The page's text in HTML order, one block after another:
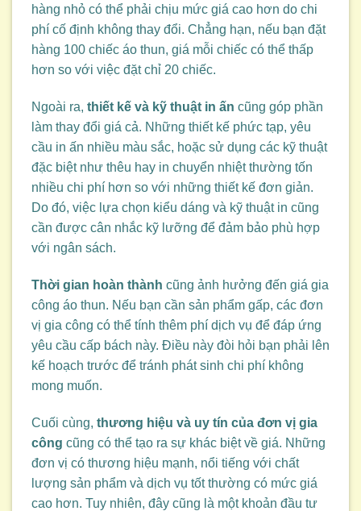
hàng nhỏ có thể phải chịu mức giá cao hơn do chi
phí cố định không thay đổi. Chẳng hạn, nếu bạn đặt
hàng 100 chiếc áo thun, giá mỗi chiếc có thể thấp
hơn so với việc đặt chỉ 20 chiếc.
Ngoài ra, thiết kế và kỹ thuật in ấn cũng góp phần
làm thay đổi giá cả. Những thiết kế phức tạp, yêu
cầu in ấn nhiều màu sắc, hoặc sử dụng các kỹ thuật
đặc biệt như thêu hay in chuyển nhiệt thường tốn
nhiều chi phí hơn so với những thiết kế đơn giản.
Do đó, việc lựa chọn kiểu dáng và kỹ thuật in cũng
cần được cân nhắc kỹ lưỡng để đảm bảo phù hợp
với ngân sách.
Thời gian hoàn thành cũng ảnh hưởng đến giá gia
công áo thun. Nếu bạn cần sản phẩm gấp, các đơn
vị gia công có thể tính thêm phí dịch vụ để đáp ứng
yêu cầu cấp bách này. Điều này đòi hỏi bạn phải lên
kế hoạch trước để tránh phát sinh chi phí không
mong muốn.
Cuối cùng, thương hiệu và uy tín của đơn vị gia
công cũng có thể tạo ra sự khác biệt về giá. Những
đơn vị có thương hiệu mạnh, nổi tiếng với chất
lượng sản phẩm và dịch vụ tốt thường có mức giá
cao hơn. Tuy nhiên, đây cũng là một khoản đầu tư